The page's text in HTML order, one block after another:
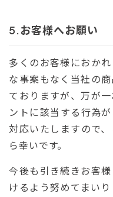
お客様へお願い
多くのお客様におか
な事案もなく当社の
ておりますが、万が
ントに該当する行為
対応いたしますので
ら幸いです。
今後も引き続きお客
けるよう努めてまい